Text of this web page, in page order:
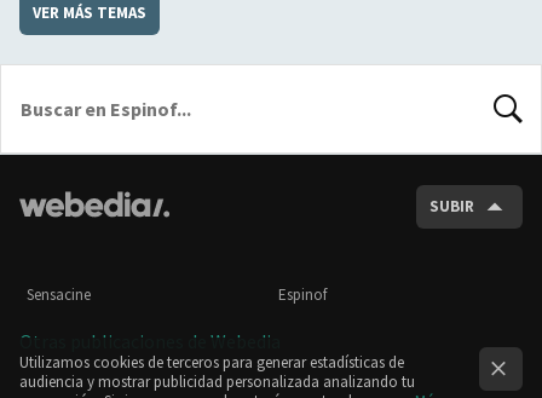
VER MÁS TEMAS
SUBIR
Sensacine Espinof
Otras publicaciones de Webedia
Utilizamos cookies de terceros para generar estadísticas de
audiencia y mostrar publicidad personalizada analizando tu